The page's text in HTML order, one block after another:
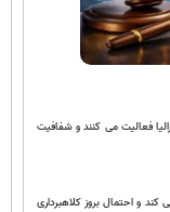
فعالیت می کنند و شفافیت
و احتمال بروز کلاهبرداری